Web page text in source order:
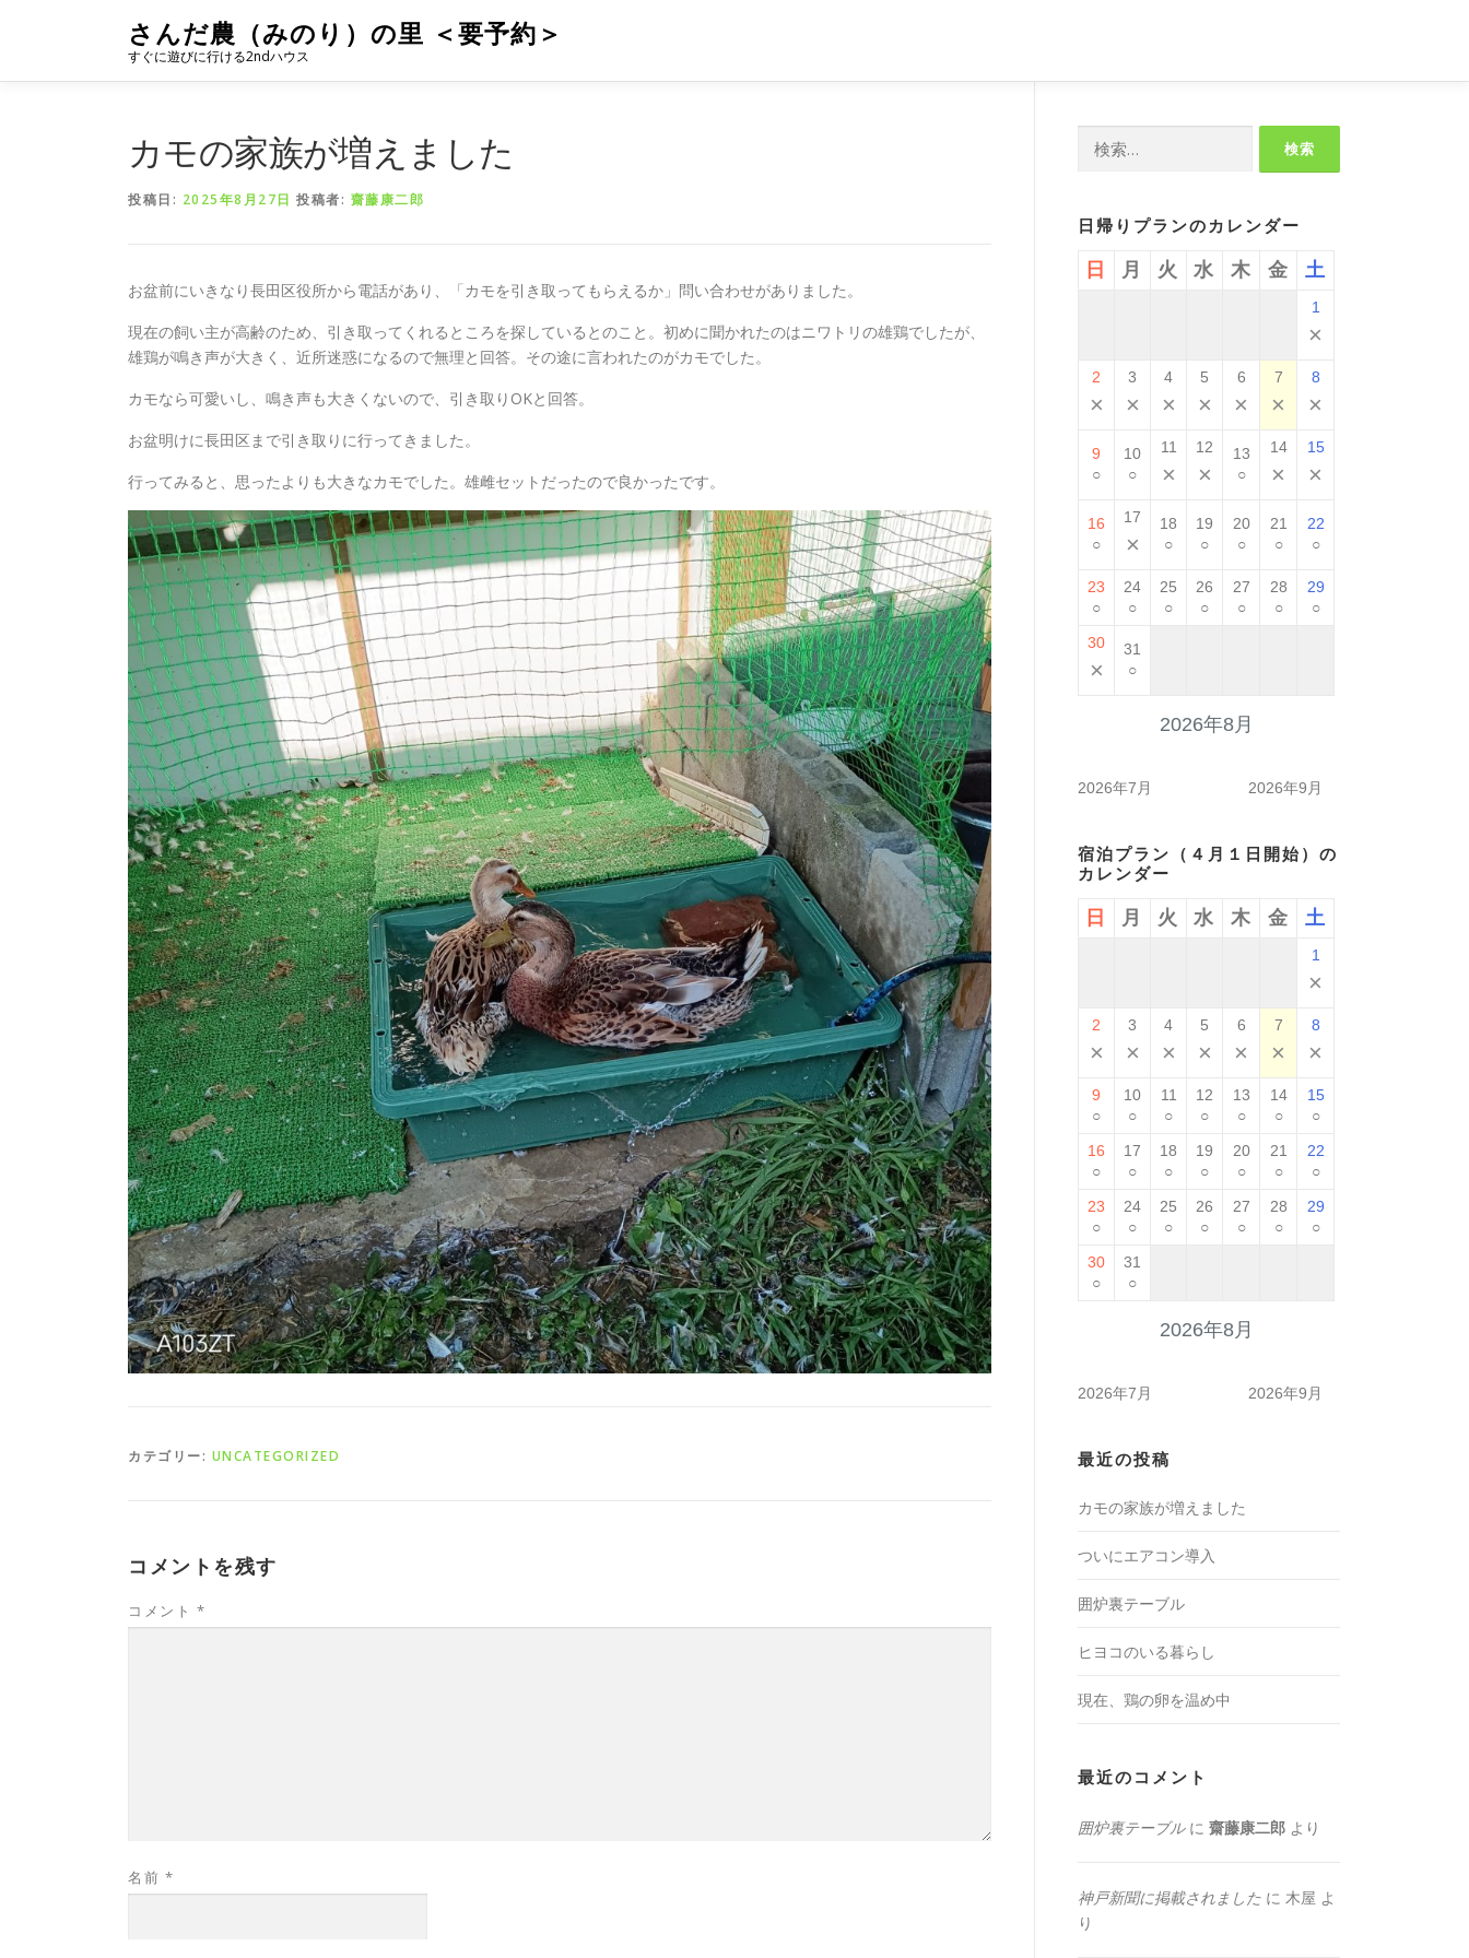
ン
さんだ農（みのり）の里 ＜要予約＞
すぐに遊びに行ける2ndハウス
カモの家族が増えました
投稿日: 2025年8月27日 投稿者: 齋藤康二郎
お盆前にいきなり長田区役所から電話があり、「カモを引き取ってもらえるか」問い合わせがありました。
現在の飼い主が高齢のため、引き取ってくれるところを探しているとのこと。初めに聞かれたのはニワトリの雄鶏でしたが、
雄鶏が鳴き声が大きく、近所迷惑になるので無理と回答。その途に言われたのがカモでした。
カモなら可愛いし、鳴き声も大きくないので、引き取りOKと回答。
お盆明けに長田区まで引き取りに行ってきました。
行ってみると、思ったよりも大きなカモでした。雄雌セットだったので良かったです。
カテゴリー: UNCATEGORIZED
コメントを残す
コメント *
名前 *
日帰りプランのカレンダー
2026年8月
日 月 火 水 木 金 土
1
×
2
×
3
×
4
×
5
×
6
×
7
×
8
×
9
○
10
○
11
×
12
×
13
○
14
×
15
×
16
○
17
×
18
○
19
○
20
○
21
○
22
○
23
○
24
○
25
○
26
○
27
○
28
○
29
○
30
×
31
○
2026年7月 2026年9月
宿泊プラン（４月１日開始）の
カレンダー
2026年8月
日 月 火 水 木 金 土
1
×
2
×
3
×
4
×
5
×
6
×
7
×
8
×
9
○
10
○
11
○
12
○
13
○
14
○
15
○
16
○
17
○
18
○
19
○
20
○
21
○
22
○
23
○
24
○
25
○
26
○
27
○
28
○
29
○
30
○
31
○
2026年7月 2026年9月
最近の投稿
カモの家族が増えました
ついにエアコン導入
囲炉裏テーブル
ヒヨコのいる暮らし
現在、鶏の卵を温め中
最近のコメント
囲炉裏テーブルに 齋藤康二郎 より
神戸新聞に掲載されました に 木屋 よ
り